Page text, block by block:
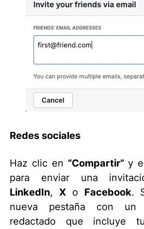
Redes sociales
Haz clic en “Compartir”y
para enviar una
LinkedIn, Xo Facebook.
nueva pestaña con un
redactado que incluye